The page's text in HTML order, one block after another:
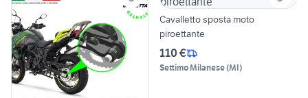
Cavalletto sposta moto
piroettante
110 €
Settimo Milanese(MI)